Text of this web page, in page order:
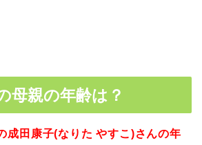
母親の年齢は？
成田康子(なりた やすこ)さんの年